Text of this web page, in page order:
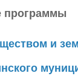
программы
и